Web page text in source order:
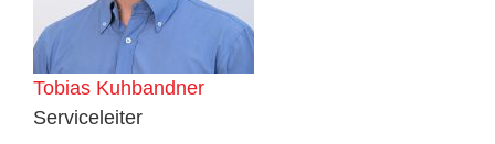
Tobias Kuhbandner
Serviceleiter